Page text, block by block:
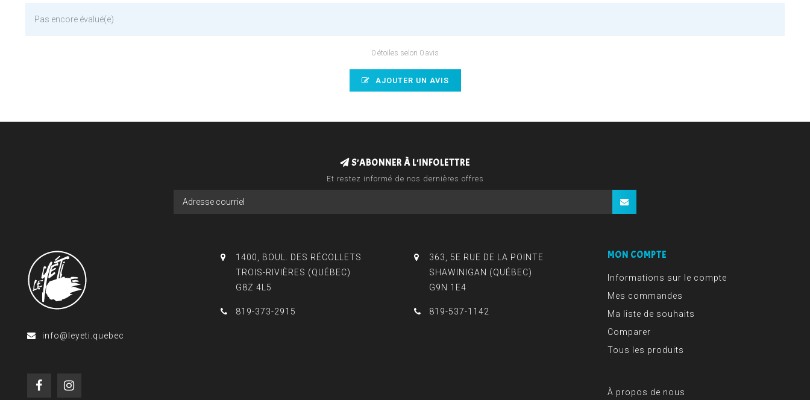
Pas encore évalué(e)
0 étoiles selon 0 avis
AJOUTER UN AVIS
S'ABONNER À L'INFOLETTRE
Et restez informé de nos dernières offres
info@leyeti.quebec
1400, BOUL. DES RÉCOLLETS
TROIS-RIVIÈRES (QUÉBEC)
G8Z 4L5
819-373-2915
363, 5E RUE DE LA POINTE
SHAWINIGAN (QUÉBEC)
G9N 1E4
819-537-1142
MON COMPTE
Informations sur le compte
Mes commandes
Ma liste de souhaits
Comparer
Tous les produits
À propos de nous